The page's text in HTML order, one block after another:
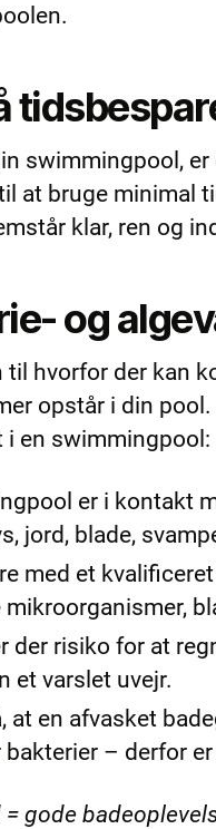
swimmingpool,
at bruge minimal
klar, ren og
og
til hvorfor der kan
opstår i din
en swimmingpool:
er i kontakt
jord, blade,
med et
mikroorganismer,
der risiko for at
et varslet uvejr.
en afvasket
– derfor
gode